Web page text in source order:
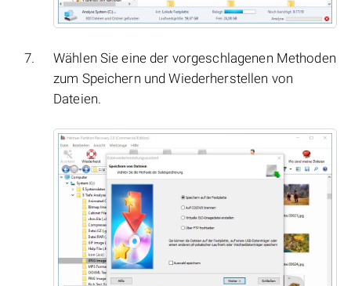
Wählen Sie eine der vorgeschlagenen Methoden
zum Speichern und Wiederherstellen von
Dateien.